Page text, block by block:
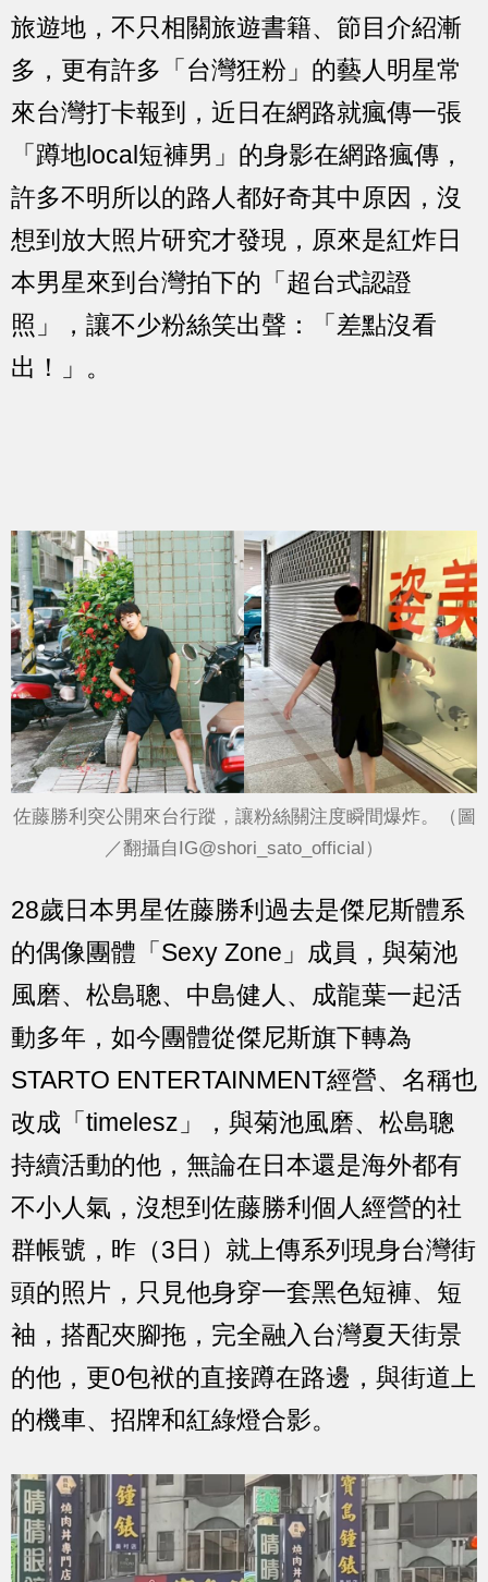
旅遊地，不只相關旅遊書籍、節目介紹漸
多，更有許多「台灣狂粉」的藝人明星常
來台灣打卡報到，近日在網路就瘋傳一張
「蹲地local短褲男」的身影在網路瘋傳，
許多不明所以的路人都好奇其中原因，沒
想到放大照片研究才發現，原來是紅炸日
本男星來到台灣拍下的「超台式認證
照」，讓不少粉絲笑出聲：「差點沒看
出！」。
佐藤勝利突公開來台行蹤，讓粉絲關注度瞬間爆炸。（圖
／翻攝自IG@shori_sato_official）
28歲日本男星佐藤勝利過去是傑尼斯體系
的偶像團體「Sexy Zone」成員，與菊池
風磨、松島聰、中島健人、成龍葉一起活
動多年，如今團體從傑尼斯旗下轉為
STARTO ENTERTAINMENT經營、名稱也
改成「timelesz」，與菊池風磨、松島聰
持續活動的他，無論在日本還是海外都有
不小人氣，沒想到佐藤勝利個人經營的社
群帳號，昨（3日）就上傳系列現身台灣街
頭的照片，只見他身穿一套黑色短褲、短
袖，搭配夾腳拖，完全融入台灣夏天街景
的他，更0包袱的直接蹲在路邊，與街道上
的機車、招牌和紅綠燈合影。